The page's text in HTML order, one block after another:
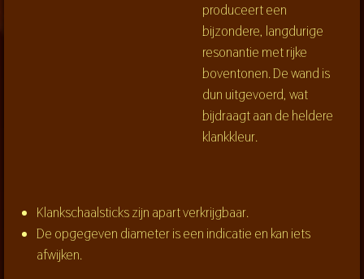
produceert een
bijzondere, langdurige
resonantie met rijke
boventonen. De wand is
dun uitgevoerd, wat
bijdraagt aan de heldere
klankkleur.
Klankschaalsticks zijn apart verkrijgbaar.
De opgegeven diameter is een indicatie en kan iets
afwijken.